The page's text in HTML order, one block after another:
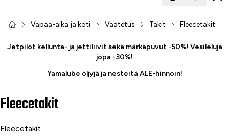
Vapaa-aika ja koti Vaatetus Takit Fleecetakit
Jetpilot kellunta- ja jettiliivit sekä märkäpuvut -50%! Vesileluja
jopa -30%!
Yamalube öljyjä ja nesteitä ALE-hinnoin!
Fleecetakit
Fleecetakit